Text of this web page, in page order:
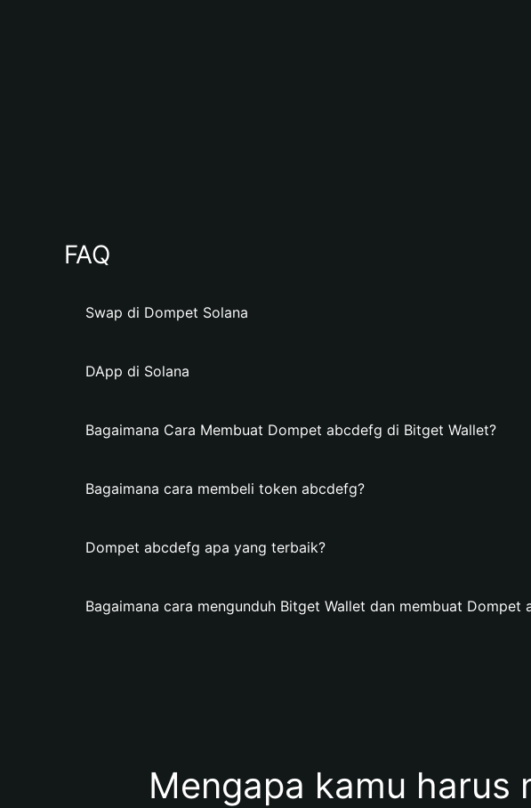
FAQ
Swap di Dompet Solana
DApp di Solana
Bagaimana Cara Membuat Dompet abcdefg di Bitget Wallet?
Bagaimana cara membeli token abcdefg?
Dompet abcdefg apa yang terbaik?
Bagaimana cara mengunduh Bitget Wallet dan membuat Dompet
Mengapa kamu harus